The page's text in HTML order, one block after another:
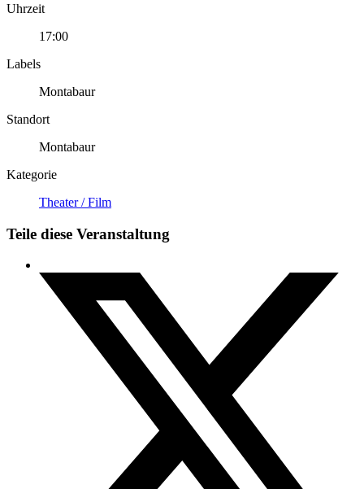
Uhrzeit
17:00
Labels
Montabaur
Standort
Montabaur
Kategorie
Theater / Film
Teile diese Veranstaltung